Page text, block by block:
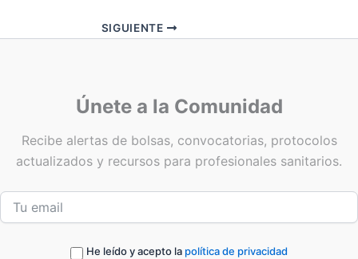
SIGUIENTE
Únete a la Comunidad
Recibe alertas de bolsas, convocatorias, protocolos
actualizados y recursos para profesionales sanitarios.
He leído y acepto la política de privacidad